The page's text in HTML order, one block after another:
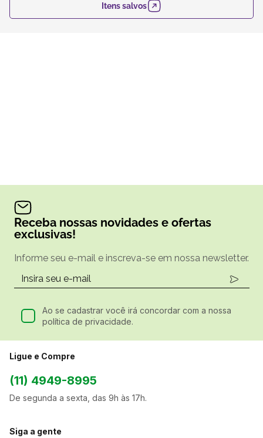
Itens salvos
Receba nossas novidades e ofertas
exclusivas!
Informe seu e-mail e inscreva-se em nossa newsletter.
Ao se cadastrar você irá concordar com a nossa
política de privacidade.
Ligue e Compre
(11) 4949-8995
De segunda a sexta, das 9h às 17h.
Siga a gente